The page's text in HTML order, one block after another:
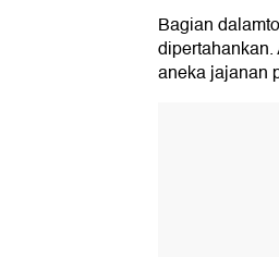
Bagian
aneka jajanan